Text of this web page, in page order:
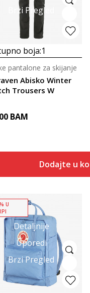
Brzi Pregled
boja:1
Abisko Winter
Trousers W
pantalone za skijanje
BAM
Dodajte u
Detaljnije
Uporedi
Brzi Pregled
U